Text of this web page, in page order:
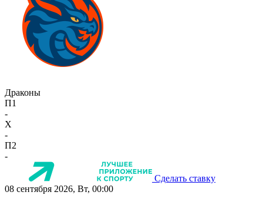
Драконы
П1
-
X
-
П2
-
Сделать ставку
08 сентября 2026, Вт, 00:00